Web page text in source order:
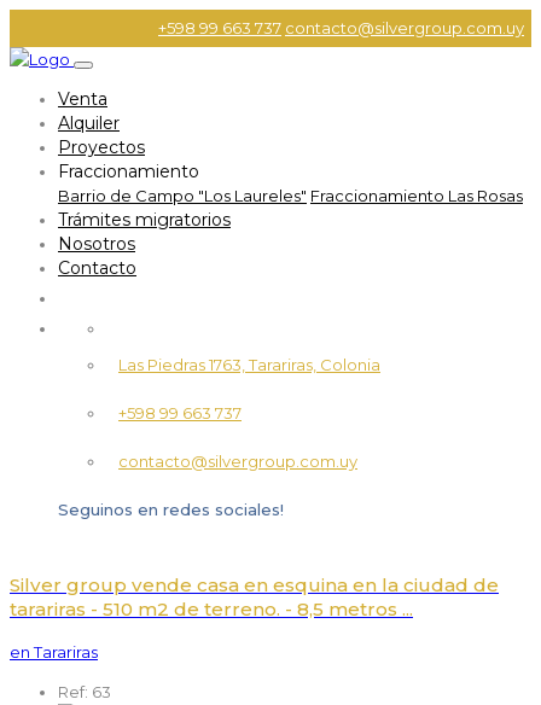
+598 99 663 737 contacto@silvergroup.com.uy
Venta
Alquiler
Proyectos
Fraccionamiento
Barrio de Campo "Los Laureles" Fraccionamiento Las Rosas
Trámites migratorios
Nosotros
Contacto
Las Piedras 1763, Tarariras, Colonia
+598 99 663 737
contacto@silvergroup.com.uy
Seguinos en redes sociales!
Silver group vende casa en esquina en la ciudad de
tarariras - 510 m2 de terreno. - 8,5 metros ...
en Tarariras
Ref: 63